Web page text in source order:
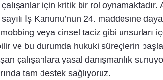
için kritik bir rol oynamaktadır.
İş Kanunu’nun 24. maddesine
veya cinsel taciz gibi unsurları
ve bu durumda hukuki süreçlerin
çalışanlara yasal danışmanlık
tam destek sağlıyoruz.